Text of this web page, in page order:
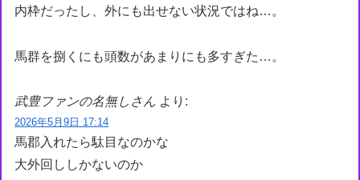
内枠だったし、外にも出せない状況ではね…。
馬群を捌くにも頭数があまりにも多すぎた…。
武豊ファンの名無しさん より:
2026年5月9日 17:14
馬郡入れたら駄目なのかな
大外回ししかないのか